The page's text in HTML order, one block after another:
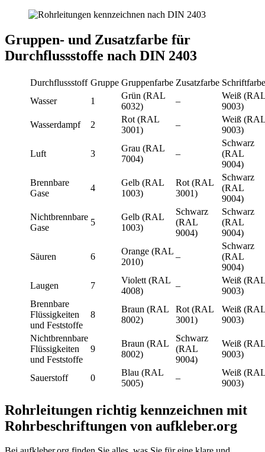
Gruppen- und Zusatzfarbe für
Durchflussstoffe nach DIN 2403
Durchflussstoff Gruppe Gruppenfarbe Zusatzfarbe Schriftfarbe
Wasser
1
Grün (RAL
6032)
–
Weiß (RAL
9003)
Wasserdampf
2
Rot (RAL
3001)
–
Weiß (RAL
9003)
Luft 3
Grau (RAL
7004)
–
Schwarz
(RAL
9004)
Brennbare
Gase
4
Gelb (RAL
1003)
Rot (RAL
3001)
Schwarz
(RAL
9004)
Nichtbrennbare
Gase
5
Gelb (RAL
1003)
Schwarz
(RAL
9004)
Schwarz
(RAL
9004)
Säuren 6
Orange (RAL
2010)
–
Schwarz
(RAL
9004)
Laugen
7
Violett (RAL
4008)
–
Weiß (RAL
9003)
Brennbare
Flüssigkeiten
und Feststoffe
8
Braun (RAL
8002)
Rot (RAL
3001)
Weiß (RAL
9003)
Nichtbrennbare
Flüssigkeiten
und Feststoffe
9
Braun (RAL
8002)
Schwarz
(RAL
9004)
Weiß (RAL
9003)
Sauerstoff 0
Blau (RAL
5005)
–
Weiß (RAL
9003)
Rohrleitungen richtig kennzeichnen mit
Rohrbeschriftungen von aufkleber.org